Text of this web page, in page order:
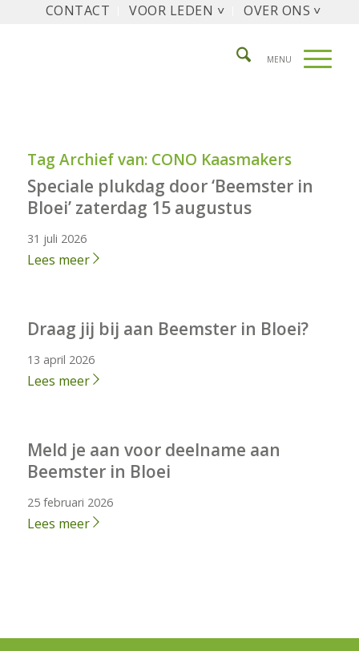
CONTACT VOOR LEDEN ˅ OVER ONS ˅
Tag Archief van: CONO Kaasmakers
Speciale plukdag door ‘Beemster in
Bloei’ zaterdag 15 augustus
31 juli 2026
Lees meer
Draag jij bij aan Beemster in Bloei?
13 april 2026
Lees meer
Meld je aan voor deelname aan
Beemster in Bloei
25 februari 2026
Lees meer